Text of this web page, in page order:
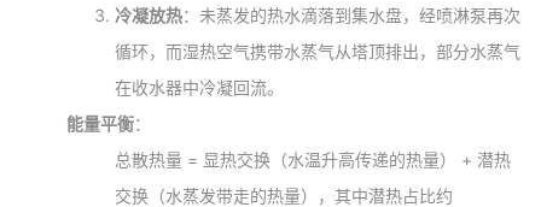
冷凝放热：未蒸发的热水滴落到集水盘，经喷淋泵再次
循环，而湿热空气携带水蒸气从塔顶排出，部分水蒸气
在收水器中冷凝回流。
能量平衡：
总散热量 = 显热交换（水温升高传递的热量） + 潜热
交换（水蒸发带走的热量），其中潜热占比约